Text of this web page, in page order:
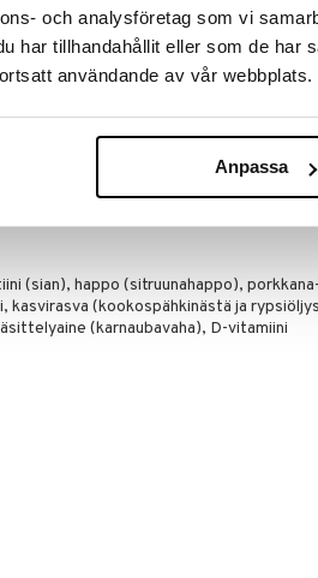
och analysföretag som vi
har tillhandahållit eller som de har
användande av vår webbplats.
Anpassa
noudattaa monipuolista ja tasapainoista
Säilytä kuivassa
makeutusaineita. Liiallisella käytöllä
(sian), happo (sitruunahappo),
kasvirasva (kookospähkinästä ja
(karnaubavaha), D-vitamiini